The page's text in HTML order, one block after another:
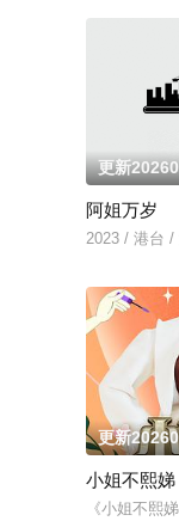
更新
阿姐万岁
2023 / 港台 /
更新
小姐不熙娣
《小姐不熙